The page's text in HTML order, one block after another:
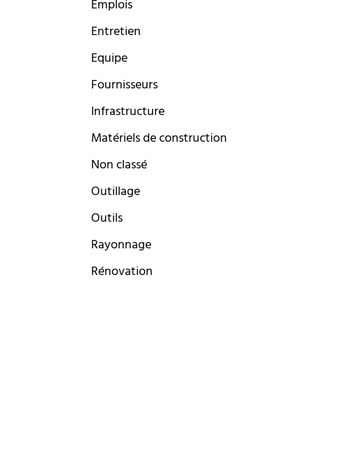
Emplois
Entretien
Equipe
Fournisseurs
Infrastructure
Matériels de construction
Non classé
Outillage
Outils
Rayonnage
Rénovation